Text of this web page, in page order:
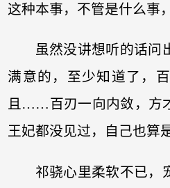
这种本事，不管是什么事
虽然没讲想听的话问
满意的，至少知道了，
且……百刃一向内敛，方
王妃都没见过，自己也算
祁骁心里柔软不已，